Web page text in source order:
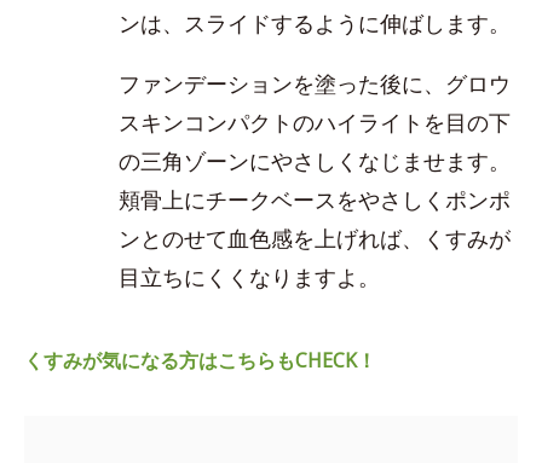
ンは、スライドするように伸ばします。
ファンデーションを塗った後に、グロウ
スキンコンパクトのハイライトを目の下
の三角ゾーンにやさしくなじませます。
頬骨上にチークベースをやさしくポンポ
ンとのせて血色感を上げれば、くすみが
目立ちにくくなりますよ。
くすみが気になる方はこちらもCHECK！